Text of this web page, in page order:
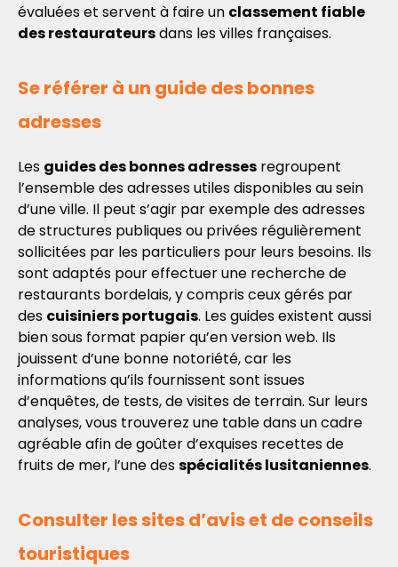
évaluées et servent à faire un classement fiable
des restaurateursdans les villes françaises.
Se référer à un guide des bonnes
adresses
Les guides des bonnes adresses regroupent
l’ensemble des adresses utiles disponibles au sein
d’une ville. Il peut s’agir par exemple des adresses
de structures publiques ou privées régulièrement
sollicitées par les particuliers pour leurs besoins. Ils
sont adaptés pour effectuer une recherche de
restaurants bordelais, y compris ceux gérés par
des cuisiniers portugais. Les guides existent aussi
bien sous format papier qu’en version web. Ils
jouissent d’une bonne notoriété, car les
informations qu’ils fournissent sont issues
d’enquêtes, de tests, de visites de terrain. Sur leurs
analyses, vous trouverez une table dans un cadre
agréable afin de goûter d’exquises recettes de
fruits de mer, l’une desspécialités lusitaniennes.
Consulter les sites d’avis et de conseils
touristiques